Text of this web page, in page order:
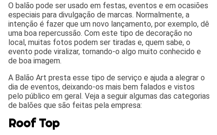
O balão pode ser usado em festas, eventos e em ocasiões
especiais para divulgação de marcas. Normalmente, a
intenção é fazer que um novo lançamento, por exemplo, dê
uma boa repercussão. Com este tipo de decoração no
local, muitas fotos podem ser tiradas e, quem sabe, o
evento pode viralizar, tornando-o algo muito conhecido e
de boa imagem.
A Balão Art presta esse tipo de serviço e ajuda a alegrar o
dia de eventos, deixando-os mais bem falados e vistos
pelo público em geral. Veja a seguir algumas das categorias
de balões que são feitas pela empresa:
Roof Top